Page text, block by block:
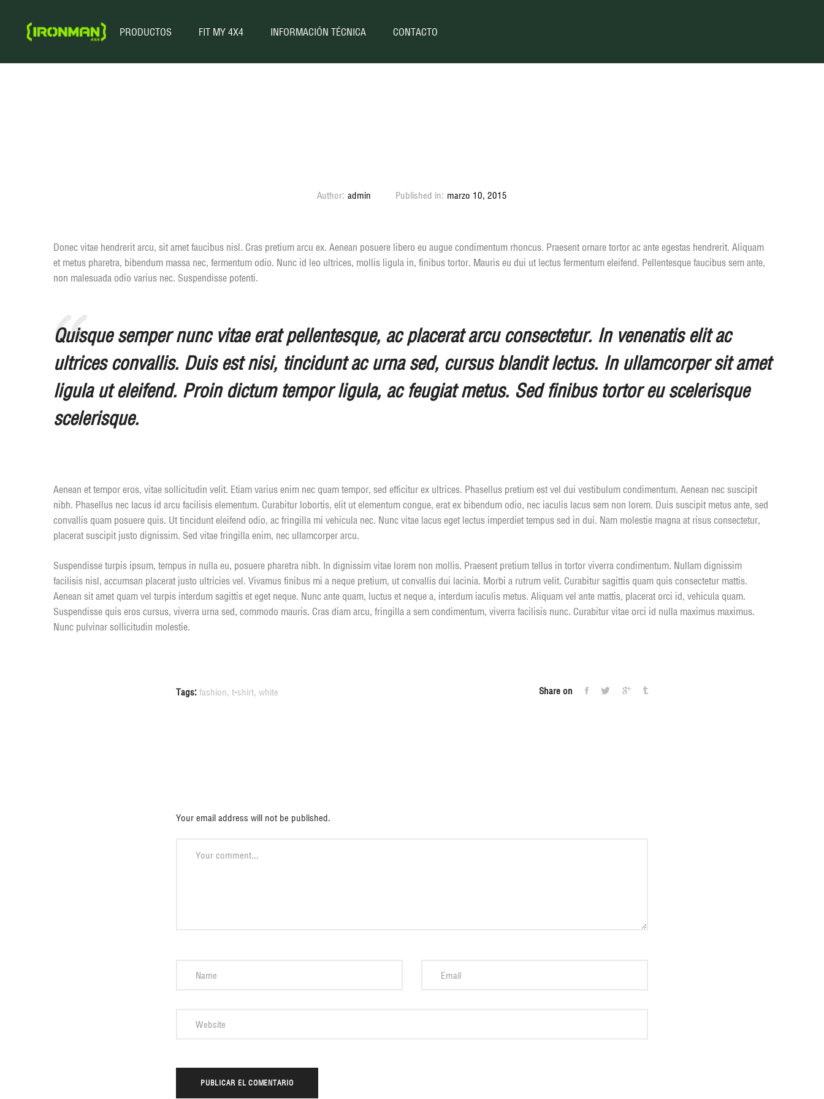
PRODUCTOS FIT MY 4X4 INFORMACIÓN TÉCNICA CONTACTO
Author: admin Published in: marzo 10, 2015
Donec vitae hendrerit arcu, sit amet faucibus nisl. Cras pretium arcu ex. Aenean posuere libero eu augue condimentum rhoncus. Praesent ornare tortor ac ante egestas hendrerit. Aliquam
et metus pharetra, bibendum massa nec, fermentum odio. Nunc id leo ultrices, mollis ligula in, finibus tortor. Mauris eu dui ut lectus fermentum eleifend. Pellentesque faucibus sem ante,
non malesuada odio varius nec. Suspendisse potenti.
Quisque semper nunc vitae erat pellentesque, ac placerat arcu consectetur. In venenatis elit ac
ultrices convallis. Duis est nisi, tincidunt ac urna sed, cursus blandit lectus. In ullamcorper sit amet
ligula ut eleifend. Proin dictum tempor ligula, ac feugiat metus. Sed finibus tortor eu scelerisque
scelerisque.
Aenean et tempor eros, vitae sollicitudin velit. Etiam varius enim nec quam tempor, sed efficitur ex ultrices. Phasellus pretium est vel dui vestibulum condimentum. Aenean nec suscipit
nibh. Phasellus nec lacus id arcu facilisis elementum. Curabitur lobortis, elit ut elementum congue, erat ex bibendum odio, nec iaculis lacus sem non lorem. Duis suscipit metus ante, sed
convallis quam posuere quis. Ut tincidunt eleifend odio, ac fringilla mi vehicula nec. Nunc vitae lacus eget lectus imperdiet tempus sed in dui. Nam molestie magna at risus consectetur,
placerat suscipit justo dignissim. Sed vitae fringilla enim, nec ullamcorper arcu.
Suspendisse turpis ipsum, tempus in nulla eu, posuere pharetra nibh. In dignissim vitae lorem non mollis. Praesent pretium tellus in tortor viverra condimentum. Nullam dignissim
facilisis nisl, accumsan placerat justo ultricies vel. Vivamus finibus mi a neque pretium, ut convallis dui lacinia. Morbi a rutrum velit. Curabitur sagittis quam quis consectetur mattis.
Aenean sit amet quam vel turpis interdum sagittis et eget neque. Nunc ante quam, luctus et neque a, interdum iaculis metus. Aliquam vel ante mattis, placerat orci id, vehicula quam.
Suspendisse quis eros cursus, viverra urna sed, commodo mauris. Cras diam arcu, fringilla a sem condimentum, viverra facilisis nunc. Curabitur vitae orci id nulla maximus maximus.
Nunc pulvinar sollicitudin molestie.
Tags: fashion, t-shirt, white Share on
Your email address will not be published.